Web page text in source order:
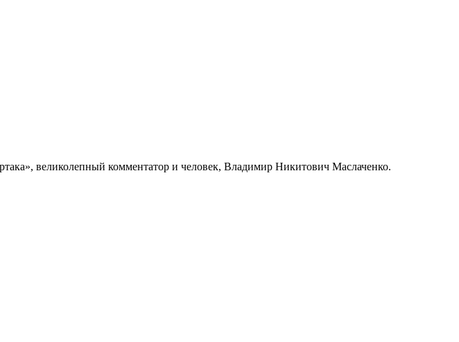
великолепный комментатор и человек, Владимир Никитович Маслаченко.